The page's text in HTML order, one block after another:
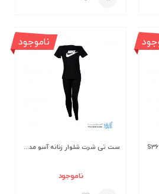
ست تی شرت شلوار زنانه آسو مدل S383
ناموجود
ناموجود